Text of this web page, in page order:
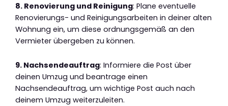
8. Renovierung und Reinigung: Plane eventuelle
Renovierungs- und Reinigungsarbeiten in deiner alten
Wohnung ein, um diese ordnungsgemäß an den
Vermieter übergeben zu können.
9. Nachsendeauftrag: Informiere die Post über
deinen Umzug und beantrage einen
Nachsendeauftrag, um wichtige Post auch nach
deinem Umzug weiterzuleiten.